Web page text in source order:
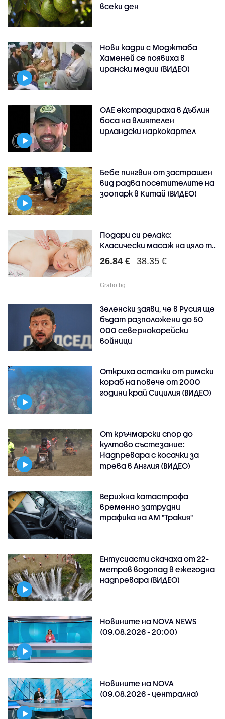
всеки ден
Нови кадри с Моджтаба
Хаменей се появиха в
ирански медии (ВИДЕО)
ОАЕ екстрадираха в Дъблин
боса на влиятелен
ирландски наркокартел
Бебе пингвин от застрашен
вид радва посетителите на
зоопарк в Китай (ВИДЕО)
Подари си релакс:
Класически масаж на цяло т..
26.84 € 38.35 €
Grabo.bg
Зеленски заяви, че в Русия ще
бъдат разположени до 50
000 севернокорейски
войници
Откриха останки от римски
кораб на повече от 2000
години край Сицилия (ВИДЕО)
От кръчмарски спор до
култово състезание:
Надпревара с косачки за
трева в Англия (ВИДЕО)
Верижна катастрофа
временно затрудни
трафика на АМ "Тракия"
Ентусиасти скачаха от 22-
метров водопад в ежегодна
надпревара (ВИДЕО)
Новините на NOVA NEWS
(09.08.2026 - 20:00)
Новините на NOVA
(09.08.2026 - централна)